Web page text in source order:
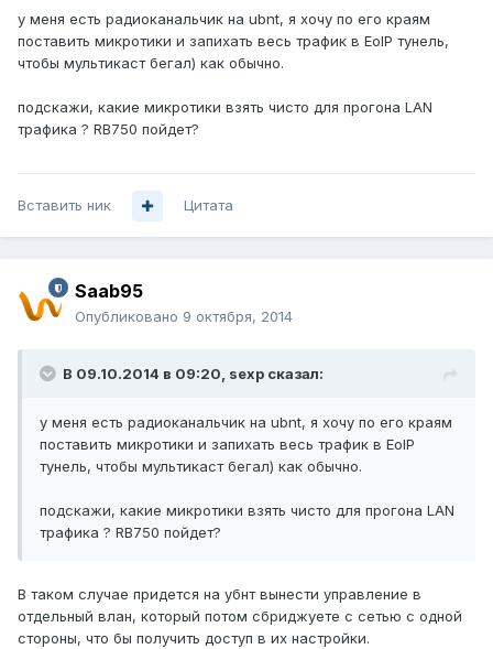
у меня есть радиоканальчик на ubnt, я хочу по его краям
поставить микротики и запихать весь трафик в EoIP тунель,
чтобы мультикаст бегал) как обычно.
подскажи, какие микротики взять чисто для прогона LAN
трафика ? RB750 пойдет?
Вставить ник Цитата
Saab95
Опубликовано 9 октября, 2014
В 09.10.2014 в 09:20, sexp сказал:
у меня есть радиоканальчик на ubnt, я хочу по его краям
поставить микротики и запихать весь трафик в EoIP
тунель, чтобы мультикаст бегал) как обычно.
подскажи, какие микротики взять чисто для прогона LAN
трафика ? RB750 пойдет?
В таком случае придется на убнт вынести управление в
отдельный влан, который потом сбриджуете с сетью с одной
стороны, что бы получить доступ в их настройки.